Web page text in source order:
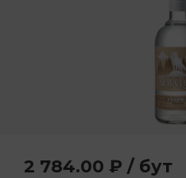
2 784.00 ₽ / бут